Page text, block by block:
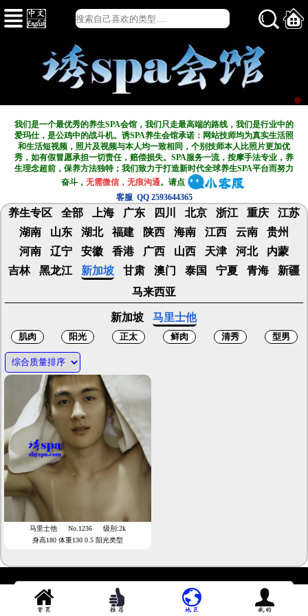
我们是一个最优秀的养生SPA会馆，我们只走最高端的路线，我们是行业中的
爱玛仕，是公鸡中的战斗机。诱SPA养生会馆承诺：网站技师均为真实生活照
和生活短视频，照片及视频与本人均一致相同，个别技师本人比照片更加优
秀，如有假冒愿承担一切责任，赔偿损失。SPA服务一流，按摩手法专业，养
生理念超前，保养方法独特；我们致力于打造新时代全球养生SPA平台而努力
奋斗，无需微信，无痕沟通。请点
客服 QQ 2593644365
养生专区 全部 上海 广东 四川 北京 浙江 重庆
江苏
湖南
山东 湖北 福建 陕西 海南 江西 云南
贵州
河南
辽宁 安徽 香港 广西 山西 天津 河北
内蒙
吉林
黑龙江 新加坡 甘肃 澳门 泰国 宁夏 青海
新疆
马来西亚
新加坡 马里士他
马里士他 No.1236
级别:2k
身高180 体重130 0.5 阳光类型